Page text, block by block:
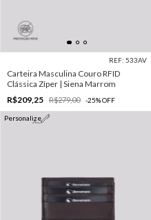
REF: 533AV
Carteira Masculina Couro RFID
Clássica Zíper | Siena Marrom
R$209,25
R$279,00 -25%OFF
Personalize